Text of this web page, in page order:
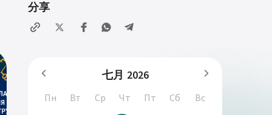
分享
七月 2026
Пн Вт Ср Чт Пт Сб
Вс